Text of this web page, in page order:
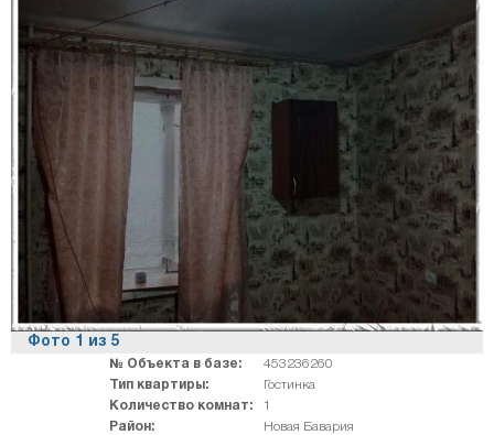
Фото 1 из 5
№ Объекта в базе:
453236260
Тип квартиры:
Гостинка
Количество комнат:
1
Район:
Новая Бавария